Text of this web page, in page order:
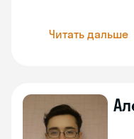
Читать дальше